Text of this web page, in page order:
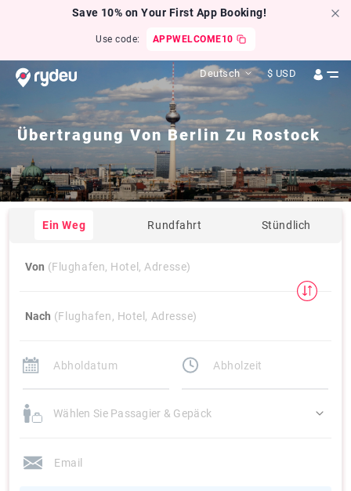
Save 10% on Your First App Booking!
Use code: APPWELCOME10
Deutsch $ USD
Übertragung Von Berlin Zu Rostock
Ein Weg Rundfahrt Stündlich
Von (Flughafen, Hotel, Adresse)
Nach (Flughafen, Hotel, Adresse)
Wählen Sie Passagier & Gepäck